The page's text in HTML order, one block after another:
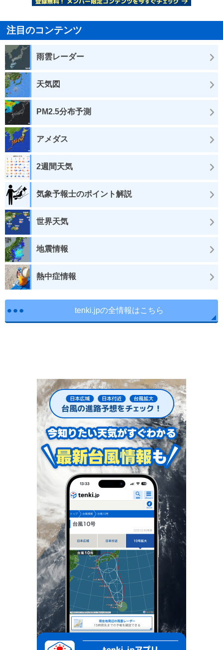
注目のコンテンツ
雨雲レーダー
天気図
PM2.5分布予測
アメダス
2週間天気
気象予報士のポイント解説
世界天気
地震情報
熱中症情報
tenki.jpの全情報はこちら